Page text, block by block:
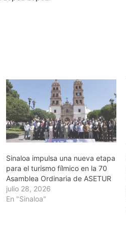
Sinaloa impulsa una nueva etapa
para el turismo fílmico en la 70
Asamblea Ordinaria de ASETUR
julio 28, 2026
En "Sinaloa"